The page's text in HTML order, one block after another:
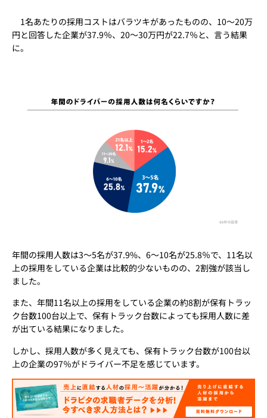
1名あたりの採用コストはバラツキがあったものの、10～20万
円と回答した企業が37.9％、20～30万円が22.7％と、言う結果
に。
年間の採用人数は3～5名が37.9%、6～10名が25.8％で、11名以
上の採用をしている企業は比較的少ないものの、2割強が該当し
ました。
また、年間11名以上の採用をしている企業の約8割が保有トラッ
ク台数100台以上で、保有トラック台数によっても採用人数に差
が出ている結果になりました。
しかし、採用人数が多く見えても、保有トラック台数が100台以
上の企業の97％がドライバー不足を感じています。